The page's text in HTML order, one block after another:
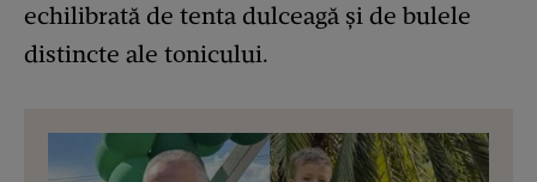
echilibrată de tenta dulceagă și de bulele
distincte ale tonicului.